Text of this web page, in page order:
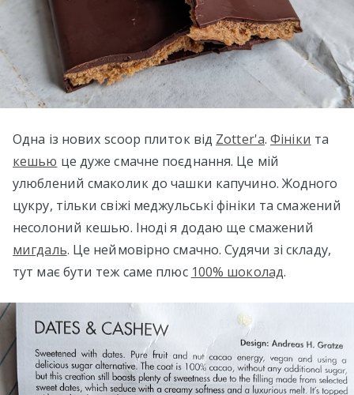
Одна із нових scoop плиток від Zotter'а.Фініки та
кешью це дуже смачне поєднання. Це мій
улюблений смаколик до чашки капучино. Жодного
цукру, тільки свіжі меджульські фініки та смажений
несолоний кешью. Іноді я додаю ще смажений
мигдаль. Це неймовірно смачно. Судячи зі складу,
тут має бути теж саме плюс 100% шоколад.